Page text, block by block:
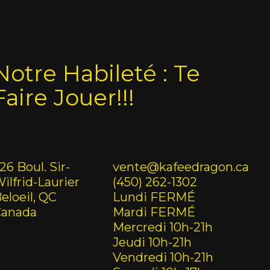
Habileté : Te
Jouer!!!
Boul. Sir-
Laurier
QC
vente@kafeedragon.ca
(450) 262-1302
Lundi FERMÉ
Mardi FERMÉ
Mercredi 10h-21h
Jeudi 10h-21h
Vendredi 10h-21h